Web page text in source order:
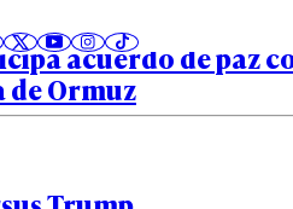
discutiendo los
acuerdo de paz
Ormuz